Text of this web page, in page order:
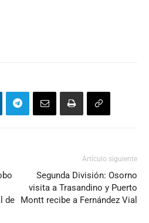
de
Artículo siguiente
Segunda División: Osorno
visita a Trasandino y Puerto
Montt recibe a Fernández Vial